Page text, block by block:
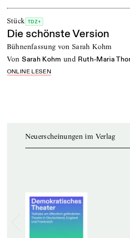
Stück TDZ+
Die schönste Version
Bühnenfassung von Sarah Kohm
von Sarah Kohm und Ruth-Maria
ONLINE LESEN
Neuerscheinungen im Verlag